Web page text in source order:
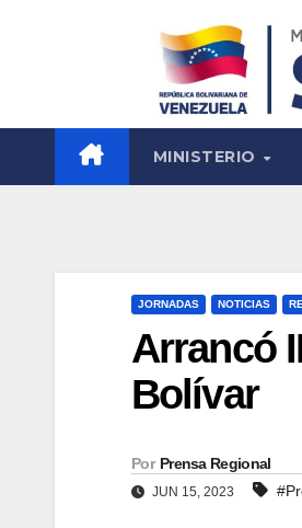
MINISTERIO
JORNADAS NOTICIAS
Arrancó
Bolívar
Por Prensa Regional
JUN 15, 2023